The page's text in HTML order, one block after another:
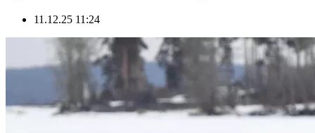
11.12.25 11:24